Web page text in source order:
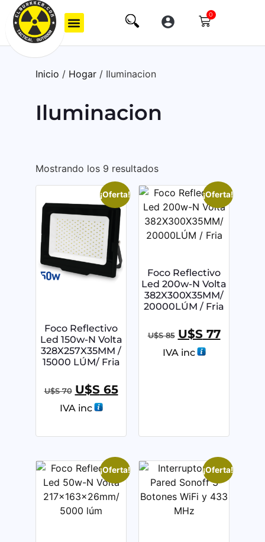
0
Inicio / Hogar / Iluminacion
Iluminacion
Mostrando los 9 resultados
¡Oferta!
Foco Reflectivo
Led 150w-N Volta
328X257X35MM /
15000 LÚM/ Fria
U$S70 U$S65
IVA inc
¡Oferta!
Foco Reflectivo
Led 200w-N Volta
382X300X35MM/
20000LÚM / Fria
U$S85 U$S77
IVA inc
¡Oferta! ¡Oferta!